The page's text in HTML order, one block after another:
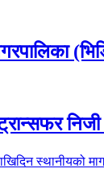
निजी